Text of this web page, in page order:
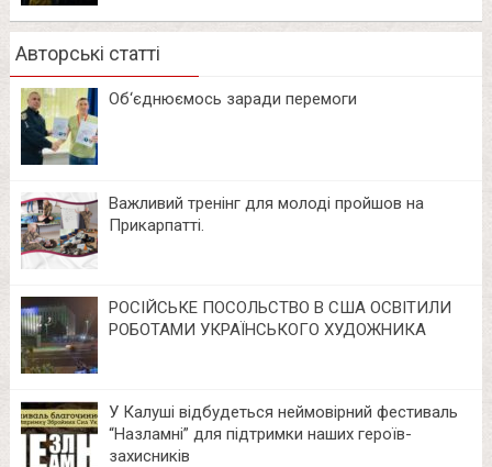
Авторські статті
Об‘єднюємось заради перемоги
Важливий тренінг для молоді пройшов на
Прикарпатті.
РОСІЙСЬКЕ ПОСОЛЬСТВО В США ОСВІТИЛИ
РОБОТАМИ УКРАЇНСЬКОГО ХУДОЖНИКА
У Калуші відбудеться неймовірний фестиваль
“Назламні” для підтримки наших героїв-
захисників